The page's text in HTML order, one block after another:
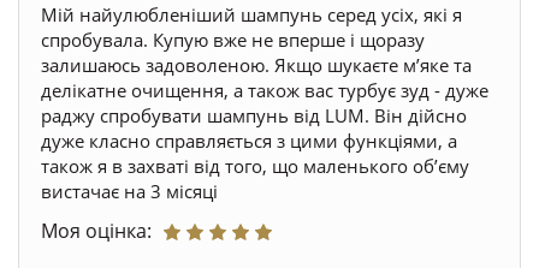
Мій найулюбленіший шампунь серед усіх, які я
спробувала. Купую вже не вперше і щоразу
залишаюсь задоволеною. Якщо шукаєте мʼяке та
делікатне очищення, а також вас турбує зуд - дуже
раджу спробувати шампунь від LUM. Він дійсно
дуже класно справляється з цими функціями, а
також я в захваті від того, що маленького об’єму
вистачає на 3 місяці
Моя оцінка: